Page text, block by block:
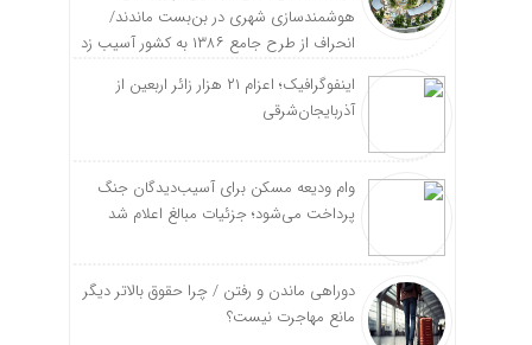
هوشمندسازی شهری در بن‌بست ماندند/
انحراف از طرح جامع ۱۳۸۶ به کشور آسیب زد
اینفوگرافیک؛ اعزام ۲۱ هزار زائر اربعین از
آذربایجان‌شرقی
وام ودیعه مسکن برای آسیب‌دیدگان جنگ
پرداخت می‌شود؛ جزئیات مبالغ اعلام شد
دوراهی ماندن و رفتن / چرا حقوق بالاتر دیگر
مانع مهاجرت نیست؟